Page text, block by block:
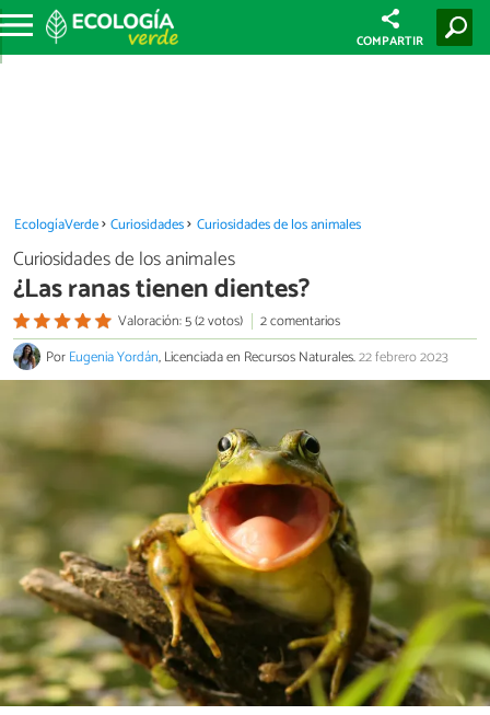
COMPARTIR
EcologíaVerde Curiosidades Curiosidades de los animales
Curiosidades de los animales
¿Las ranas tienen dientes?
Valoración: 5 (2 votos)
2 comentarios
PorEugenia Yordán, Licenciada en Recursos Naturales.22 febrero 2023